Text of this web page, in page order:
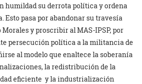
humildad su derrota política y ordena
Esto pasa por abandonar su travesía
y proscribir al MAS-IPSP, por
persecución política a la militancia de
al modelo que enaltece la soberanía
la redistribución de la
eficiente y la industrialización